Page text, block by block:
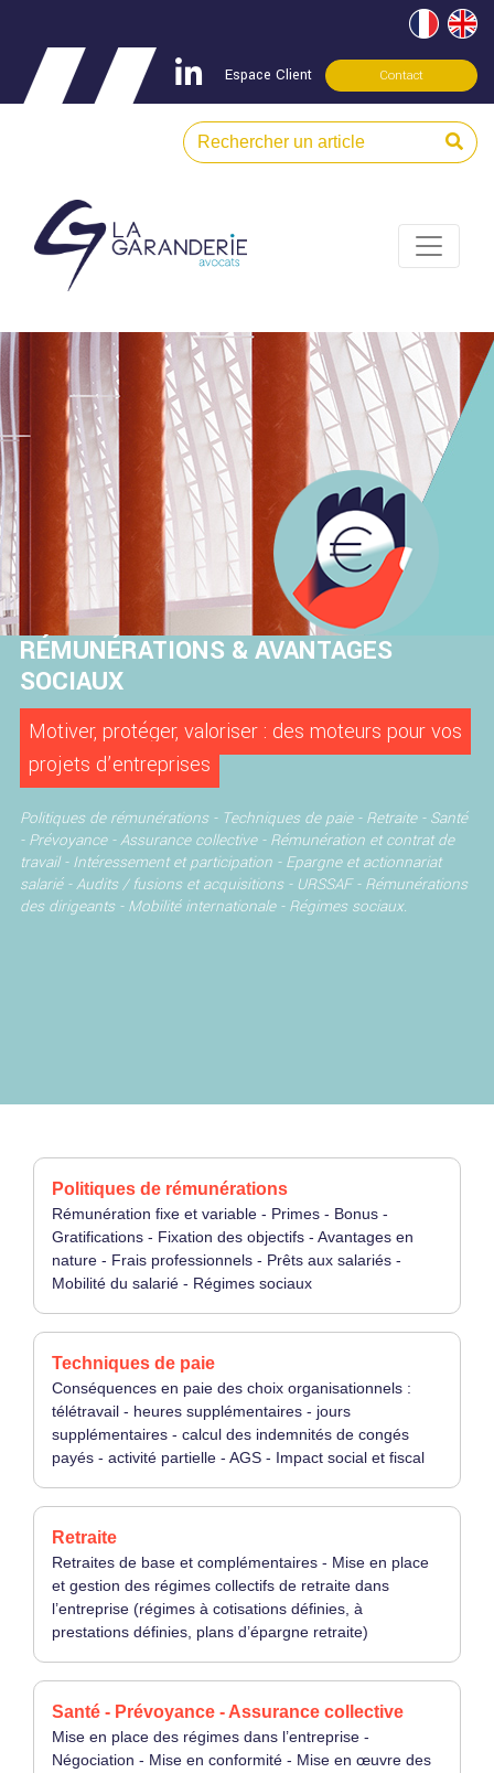
Espace Client Contact
RÉMUNÉRATIONS & AVANTAGES
SOCIAUX
Motiver, protéger, valoriser : des moteurs pour vos
projets d’entreprises
Politiques de rémunérations - Techniques de paie - Retraite - Santé
- Prévoyance - Assurance collective - Rémunération et contrat de
travail - Intéressement et participation - Epargne et actionnariat
salarié -Audits / fusions et acquisitions - URSSAF - Rémunérations
des dirigeants - Mobilité internationale - Régimes sociaux.
Politiques de rémunérations
Rémunération fixe et variable - Primes - Bonus -
Gratifications - Fixation des objectifs - Avantages en
nature - Frais professionnels - Prêts aux salariés -
Mobilité du salarié - Régimes sociaux
Techniques de paie
Conséquences en paie des choix organisationnels :
télétravail - heures supplémentaires - jours
supplémentaires - calcul des indemnités de congés
payés - activité partielle - AGS - Impact social et fiscal
Retraite
Retraites de base et complémentaires - Mise en place
et gestion des régimes collectifs de retraite dans
l’entreprise (régimes à cotisations définies, à
prestations définies, plans d’épargne retraite)
Santé - Prévoyance - Assurance collective
Mise en place des régimes dans l’entreprise -
Négociation - Mise en conformité - Mise en œuvre des